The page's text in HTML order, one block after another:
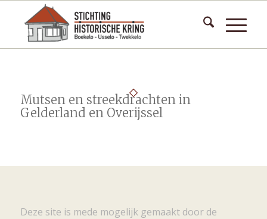
Mutsen en streekdrachten in
Gelderland en Overijssel
Deze site is mede mogelijk gemaakt door de